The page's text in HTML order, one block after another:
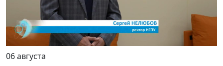
06 августа